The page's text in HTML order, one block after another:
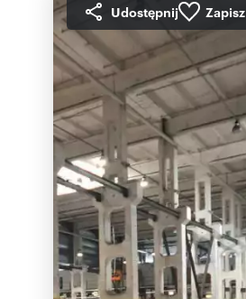
Udostępnij Zapisz